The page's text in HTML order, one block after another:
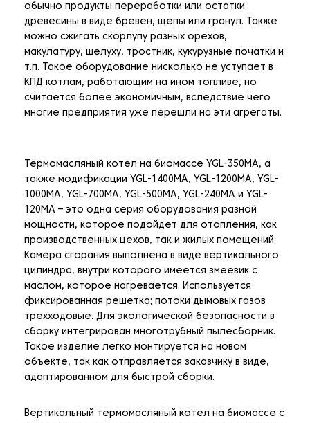
обычно продукты переработки или остатки
древесины в виде бревен, щепы или гранул. Также
можно сжигать скорлупу разных орехов,
макулатуру, шелуху, тростник, кукурузные початки и
т.п. Такое оборудование нисколько не уступает в
КПД котлам, работающим на ином топливе, но
считается более экономичным, вследствие чего
многие предприятия уже перешли на эти агрегаты.
Термомасляный котел на биомассе YGL-350MA, а
также модификации YGL-1400MA, YGL-1200MA, YGL-
1000MA, YGL-700MA, YGL-500MA, YGL-240MA и YGL-
120MA – это одна серия оборудования разной
мощности, которое подойдет для отопления, как
производственных цехов, так и жилых помещений.
Камера сгорания выполнена в виде вертикального
цилиндра, внутри которого имеется змеевик с
маслом, которое нагревается. Используется
фиксированная решетка; потоки дымовых газов
трехходовые. Для экологической безопасности в
сборку интегрирован многотрубный пылесборник.
Такое изделие легко монтируется на новом
объекте, так как отправляется заказчику в виде,
адаптированном для быстрой сборки.
Вертикальный термомасляный котел на биомассе с